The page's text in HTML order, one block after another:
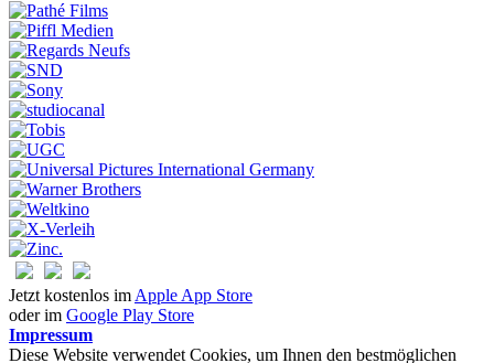
Jetzt kostenlos im Apple App Store
oder im Google Play Store
Impressum
Diese Website verwendet Cookies, um Ihnen den bestmöglichen